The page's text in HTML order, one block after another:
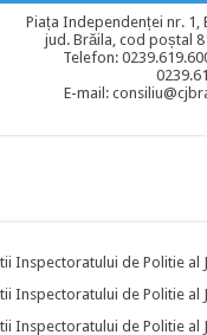
Piața Independenței nr. 1,
jud. Brăila, cod poștal
Telefon:
E-mail:
de Politie al
de Politie al
de Politie al